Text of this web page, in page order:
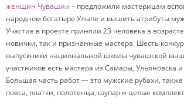
женщин Чувашии – предложили мастерицам
народном богатыре Улыпе и вышить атрибуты
Участие в проекте приняли 23 человека в
новички, так и признанные мастера. Шесть
выпускники национальной школы чувашской
участников есть мастера из Самары, Ульяновска
Большая часть работ — это мужские рубахи,
пояса, платки, полотенца, шупар и целые